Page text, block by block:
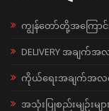
ကျွန်တော်တို့အကြောင်
DELIVERY အချက်
ကိုယ်ရေးအချက်အ
အသုံးပြုစည်းမျဉ်းများ